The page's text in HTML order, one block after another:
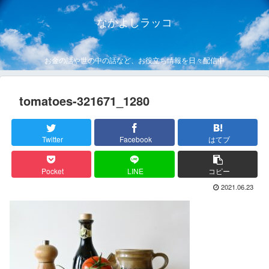
なかよしラッコ
お金の話や世の中の話など、お役立ち情報を日々配信中
tomatoes-321671_1280
Twitter Facebook はてブ
Pocket LINE コピー
2021.06.23